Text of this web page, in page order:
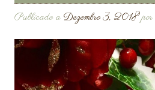
Publicado a Dezembro 3, 2018por